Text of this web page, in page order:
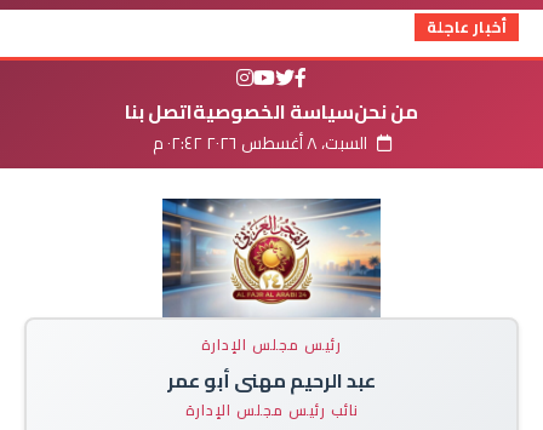
أخبار عاجلة
من نحنسياسة الخصوصيةاتصل بنا
السبت، ٨ أغسطس ٢٠٢٦ ٠٢:٤٢ م
رئيس مجلس الإدارة
عبد الرحيم مهنى أبو عمر
نائب رئيس مجلس الإدارة